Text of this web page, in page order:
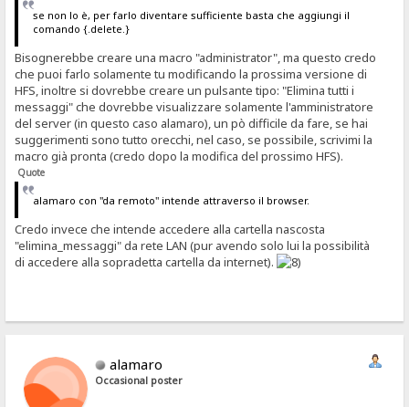
se non lo è, per farlo diventare sufficiente basta che aggiungi il
comando {.delete.}
Bisognerebbe creare una macro "administrator", ma questo credo
che puoi farlo solamente tu modificando la prossima versione di
HFS, inoltre si dovrebbe creare un pulsante tipo: "Elimina tutti i
messaggi" che dovrebbe visualizzare solamente l'amministratore
del server (in questo caso alamaro), un pò difficile da fare, se hai
suggerimenti sono tutto orecchi, nel caso, se possibile, scrivimi la
macro già pronta (credo dopo la modifica del prossimo HFS).
Quote
alamaro con "da remoto" intende attraverso il browser.
Credo invece che intende accedere alla cartella nascosta
"elimina_messaggi" da rete LAN (pur avendo solo lui la possibilità
di accedere alla sopradetta cartella da internet).
alamaro
Occasional poster